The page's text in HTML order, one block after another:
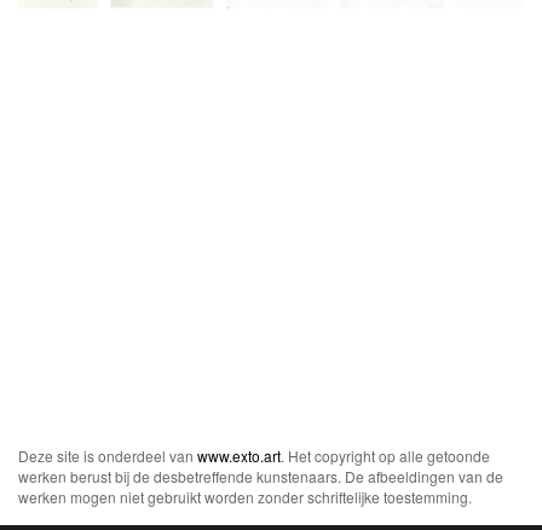
Deze site is onderdeel van www.exto.art. Het copyright op alle getoonde
werken berust bij de desbetreffende kunstenaars. De afbeeldingen van de
werken mogen niet gebruikt worden zonder schriftelijke toestemming.